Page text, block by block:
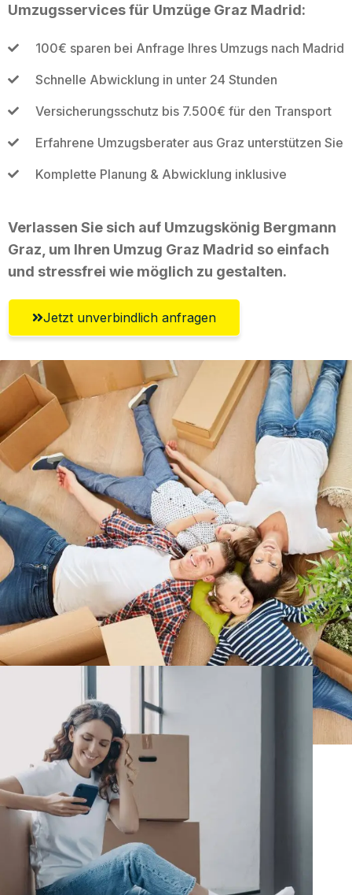
Umzugsservices für Umzüge Graz Madrid:
100€ sparen bei Anfrage Ihres Umzugs nach Madrid
Schnelle Abwicklung in unter 24 Stunden
Versicherungsschutz bis 7.500€ für den Transport
Erfahrene Umzugsberater aus Graz unterstützen Sie
Komplette Planung & Abwicklung inklusive
Verlassen Sie sich auf Umzugskönig Bergmann
Graz, um Ihren Umzug Graz Madrid so einfach
und stressfrei wie möglich zu gestalten.
Jetzt unverbindlich anfragen